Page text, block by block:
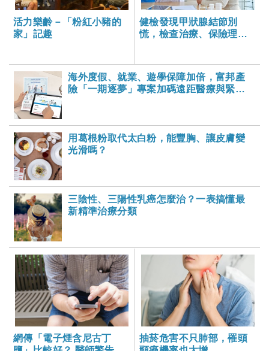
活力樂齡－「粉紅小豬的
家」記趣
健檢發現甲狀腺結節別
慌，檢查治療、保險理賠
海外度假、就業、遊學保障加倍，富邦產
險「一期逐夢」專案加碼遠距醫療與緊急
用葛根粉取代太白粉，能豐胸、讓皮膚變
光滑嗎？
三陰性、三陽性乳癌怎麼治？一表搞懂最
新精準治療分類
網傳「電子煙含尼古丁
抽菸危害不只肺部，罹頭